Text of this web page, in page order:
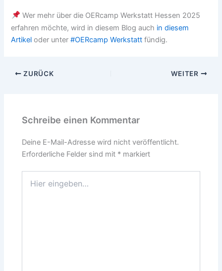
Wer mehr über die OERcamp Werkstatt Hessen 2025
erfahren möchte, wird in diesem Blog auch in diesem
Artikeloder unter#OERcamp Werkstatt fündig.
ZURÜCK WEITER
Schreibe einen Kommentar
Deine E-Mail-Adresse wird nicht veröffentlicht.
Erforderliche Felder sind mit * markiert
eingeben…